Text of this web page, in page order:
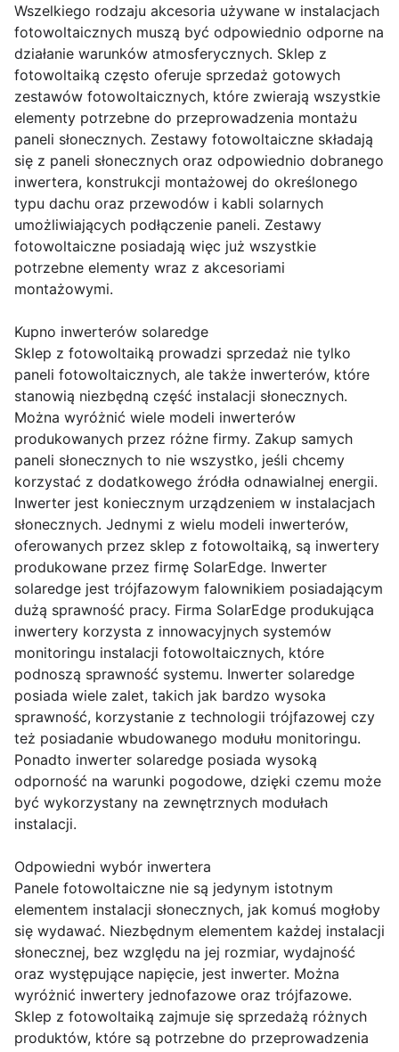
Wszelkiego rodzaju akcesoria używane w instalacjach
fotowoltaicznych muszą być odpowiednio odporne na
działanie warunków atmosferycznych. Sklep z
fotowoltaiką często oferuje sprzedaż gotowych
zestawów fotowoltaicznych, które zwierają wszystkie
elementy potrzebne do przeprowadzenia montażu
paneli słonecznych. Zestawy fotowoltaiczne składają
się z paneli słonecznych oraz odpowiednio dobranego
inwertera, konstrukcji montażowej do określonego
typu dachu oraz przewodów i kabli solarnych
umożliwiających podłączenie paneli. Zestawy
fotowoltaiczne posiadają więc już wszystkie
potrzebne elementy wraz z akcesoriami
montażowymi.
Kupno inwerterów solaredge
Sklep z fotowoltaiką prowadzi sprzedaż nie tylko
paneli fotowoltaicznych, ale także inwerterów, które
stanowią niezbędną część instalacji słonecznych.
Można wyróżnić wiele modeli inwerterów
produkowanych przez różne firmy. Zakup samych
paneli słonecznych to nie wszystko, jeśli chcemy
korzystać z dodatkowego źródła odnawialnej energii.
Inwerter jest koniecznym urządzeniem w instalacjach
słonecznych. Jednymi z wielu modeli inwerterów,
oferowanych przez sklep z fotowoltaiką, są inwertery
produkowane przez firmę SolarEdge. Inwerter
solaredge jest trójfazowym falownikiem posiadającym
dużą sprawność pracy. Firma SolarEdge produkująca
inwertery korzysta z innowacyjnych systemów
monitoringu instalacji fotowoltaicznych, które
podnoszą sprawność systemu. Inwerter solaredge
posiada wiele zalet, takich jak bardzo wysoka
sprawność, korzystanie z technologii trójfazowej czy
też posiadanie wbudowanego modułu monitoringu.
Ponadto inwerter solaredge posiada wysoką
odporność na warunki pogodowe, dzięki czemu może
być wykorzystany na zewnętrznych modułach
instalacji.
Odpowiedni wybór inwertera
Panele fotowoltaiczne nie są jedynym istotnym
elementem instalacji słonecznych, jak komuś mogłoby
się wydawać. Niezbędnym elementem każdej instalacji
słonecznej, bez względu na jej rozmiar, wydajność
oraz występujące napięcie, jest inwerter. Można
wyróżnić inwertery jednofazowe oraz trójfazowe.
Sklep z fotowoltaiką zajmuje się sprzedażą różnych
produktów, które są potrzebne do przeprowadzenia